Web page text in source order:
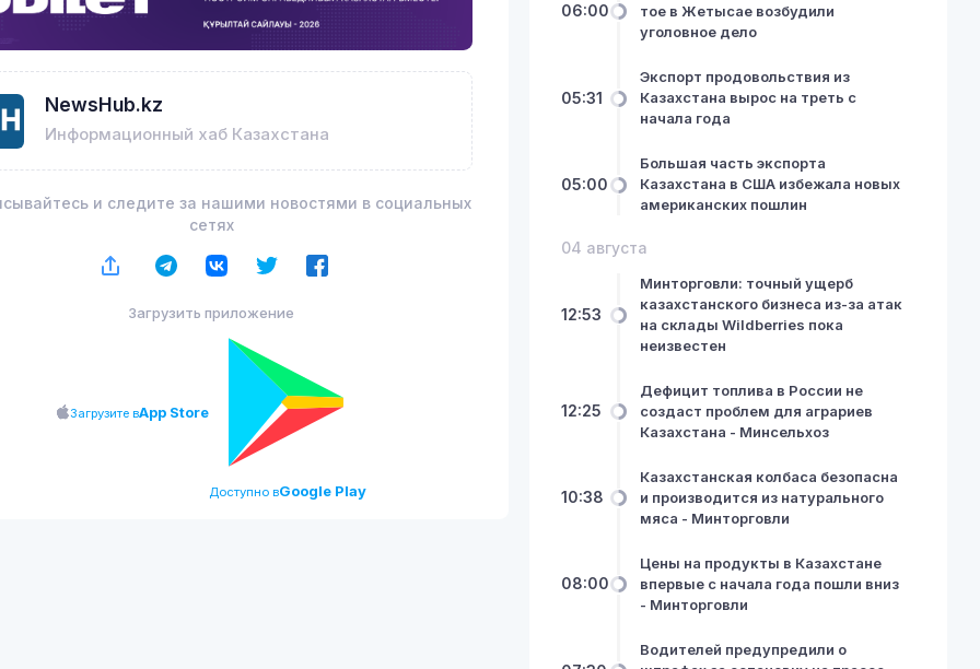
NewsHub.kz
Информационный хаб Казахстана
и следите за нашими новостями в социальных
сетях
Загрузить приложение
Загрузите вApp Store
Доступно вGoogle Play
06:00
тое в Жетысае возбудили
уголовное дело
05:31
Экспорт продовольствия из
Казахстана вырос на треть с
начала года
05:00
Большая часть экспорта
Казахстана в США избежала новых
американских пошлин
04 августа
12:53
Минторговли: точный ущерб
казахстанского бизнеса из-за атак
на склады Wildberries пока
неизвестен
12:25
Дефицит топлива в России не
создаст проблем для аграриев
Казахстана - Минсельхоз
10:38
Казахстанская колбаса безопасна
и производится из натурального
мяса - Минторговли
08:00
Цены на продукты в Казахстане
впервые с начала года пошли вниз
- Минторговли
Водителей предупредили о